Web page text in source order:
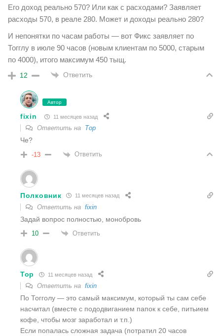
Его доход реально 570? Или как с расходами? Заявляет
расходы 570, в реале 280. Может и доходы реально 280?
И непонятки по часам работы — вот Фикс заявляет по
Тогглу в июле 90 часов (новым клиентам по 5000, старым
по 4000), итого максимум 450 тыщ.
12 Ответить
Автор
fixin 11 месяцев назад
Ответить на Тор
Че?
-13 Ответить
Полковник 11 месяцев назад
Ответить на fixin
Задай вопрос полностью, монобровь
10 Ответить
Тор 11 месяцев назад
Ответить на fixin
По Тогголу — это самый максимум, который ты сам себе
насчитал (вместе с пододвиганием папок к себе, питьием
кофе, чтобы мозг заработал и т.п.)
Если попалась сложная задача (потратил 20 часов